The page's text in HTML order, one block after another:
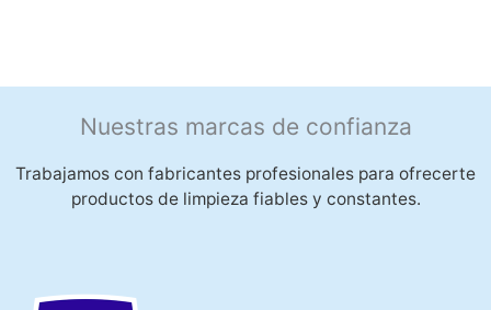
Nuestras marcas de confianza
Trabajamos con fabricantes profesionales para ofrecerte
productos de limpieza fiables y constantes.